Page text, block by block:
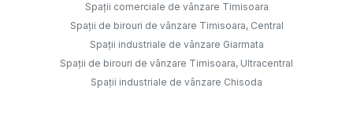
Spații comerciale de vânzare Timisoara
Spații de birouri de vânzare Timisoara, Central
Spații industriale de vânzare Giarmata
Spații de birouri de vânzare Timisoara, Ultracentral
Spații industriale de vânzare Chisoda